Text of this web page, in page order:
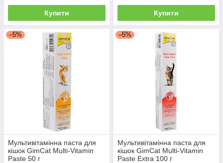
Купити Купити
–5%
Мультивітамінна паста для
кішок GimCat Multi-Vitamin
Paste 50 г
–5%
Мультивітамінна паста для
кішок GimCat Multi-Vitamin
Paste Extra 100 г